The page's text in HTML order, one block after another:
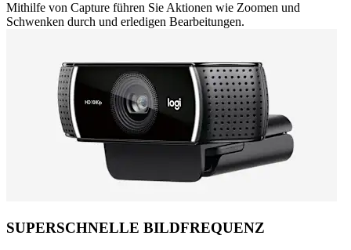
Mithilfe von Capture führen Sie Aktionen wie Zoomen und
Schwenken durch und erledigen Bearbeitungen.
SUPERSCHNELLE BILDFREQUENZ